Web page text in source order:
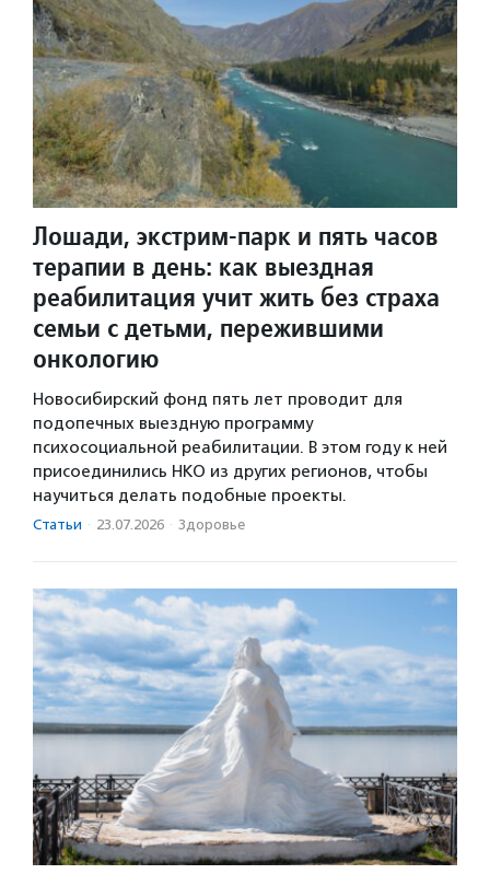
Лошади, экстрим-парк и пять часов
терапии в день: как выездная
реабилитация учит жить без страха
семьи с детьми, пережившими
онкологию
Новосибирский фонд пять лет проводит для
подопечных выездную программу
психосоциальной реабилитации. В этом году к ней
присоединились НКО из других регионов, чтобы
научиться делать подобные проекты.
Статьи · 23.07.2026 · Здоровье